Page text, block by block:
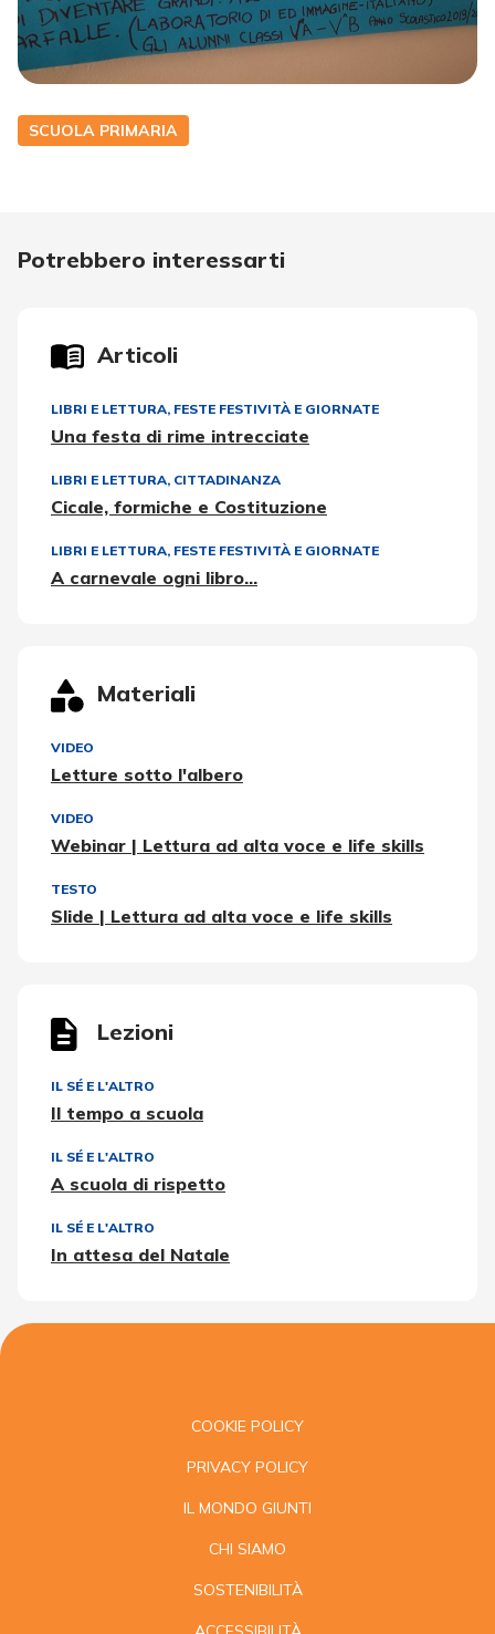
SCUOLA PRIMARIA
Potrebbero interessarti
Articoli
LIBRI E LETTURA, FESTE FESTIVITÀ E GIORNATE
Una festa di rime intrecciate
LIBRI E LETTURA, CITTADINANZA
Cicale, formiche e Costituzione
LIBRI E LETTURA, FESTE FESTIVITÀ E GIORNATE
A carnevale ogni libro...
Materiali
VIDEO
Letture sotto l'albero
VIDEO
Webinar | Lettura ad alta voce e life skills
TESTO
Slide | Lettura ad alta voce e life skills
Lezioni
IL SÉ E L'ALTRO
Il tempo a scuola
IL SÉ E L'ALTRO
A scuola di rispetto
IL SÉ E L'ALTRO
In attesa del Natale
COOKIE POLICY
PRIVACY POLICY
IL MONDO GIUNTI
CHI SIAMO
SOSTENIBILITÀ